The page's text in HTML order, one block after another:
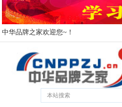
中华品牌之家欢迎您~！